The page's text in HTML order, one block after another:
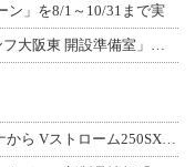
ン」を8/1～10/31まで実